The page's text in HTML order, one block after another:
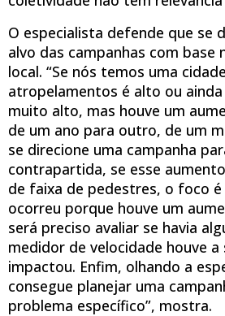
O especialista defende que se
alvo das campanhas com base
local. “Se nós temos uma
atropelamentos é alto ou
muito alto, mas houve um
de um ano para outro, de um
se direcione uma campanha
contrapartida, se esse
de faixa de pedestres, o foco
ocorreu porque houve um
será preciso avaliar se havia
medidor de velocidade houve
impactou. Enfim, olhando a
consegue planejar uma
problema específico”, mostra.